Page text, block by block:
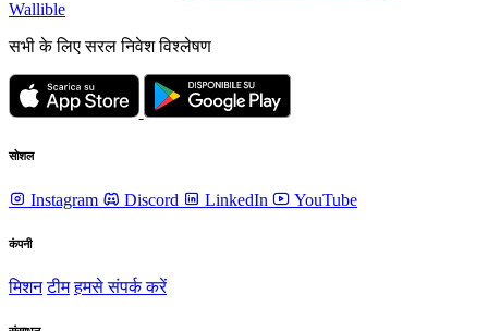
Wallible
सभी के लिए सरल निवेश विश्लेषण
सोशल
Instagram Discord LinkedIn YouTube
कंपनी
मिशन टीम हमसे संपर्क करें